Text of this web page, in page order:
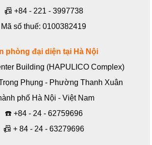
📠 +84 - 221 - 3997738
Mã số thuế: 0100382419
phòng đại diện tại Hà Nội
Building (HAPULICO Complex)
Phụng - Phường Thanh Xuân
phố Hà Nội - Việt Nam
☎️ +84 - 24 - 62759696
📠 + 84 - 24 - 63279696